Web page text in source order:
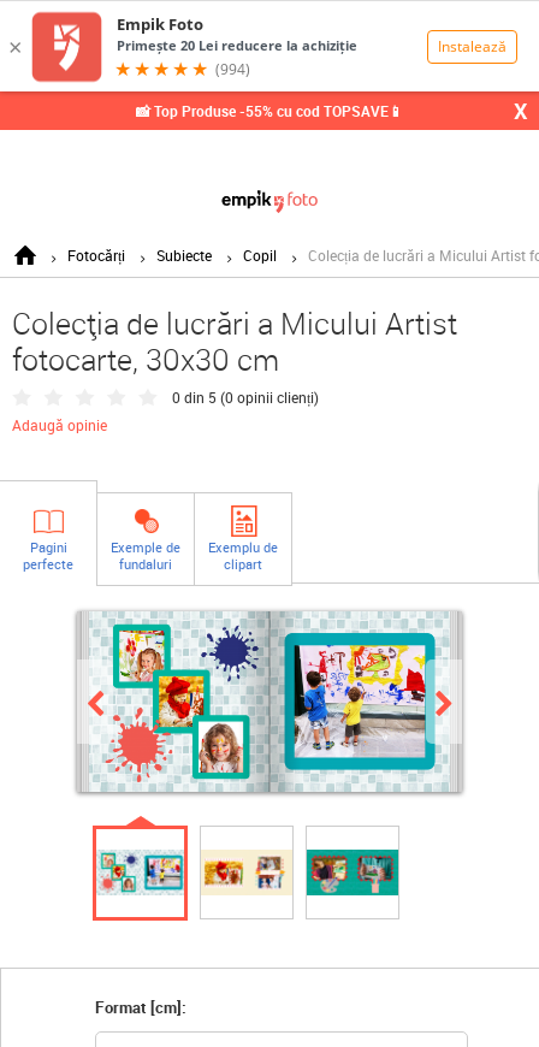
📸 Top Produse -55% cu cod TOPSAVE📱 X
Fotocărți Subiecte Copil Colecția de lucrări a Micului Artist
Colecția de lucrări a Micului Artist
fotocarte, 30x30 cm
0 din 5 (0 opinii clienți)
Adaugă opinie
Pagini
perfecte
Exemple de
fundaluri
Exemplu de
clipart
Format [cm]: